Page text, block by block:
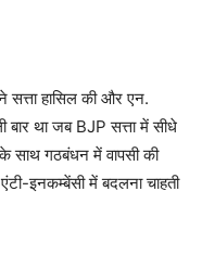
हासिल की और एन.
बार था जब BJP सत्ता में सीधे
साथ गठबंधन में वापसी की
इनकम्बेंसी में बदलना चाहती